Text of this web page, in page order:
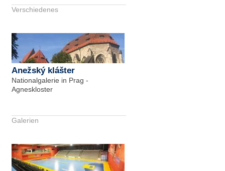
Verschiedenes
Anežský klášter
Nationalgalerie in Prag -
Agneskloster
Galerien